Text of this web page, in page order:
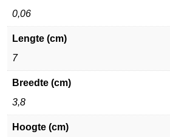
0,06
Lengte (cm)
7
Breedte (cm)
3,8
Hoogte (cm)